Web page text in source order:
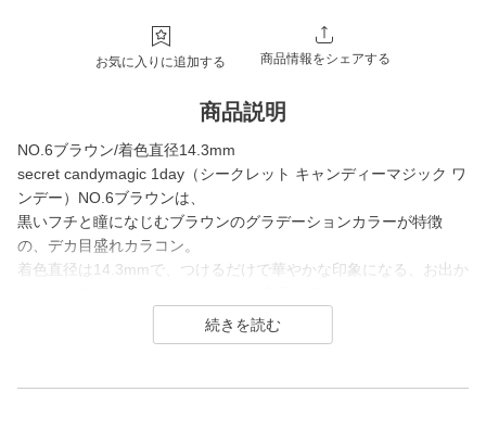
お気に入りに追加する 商品情報をシェアする
商品説明
NO.6ブラウン/着色直径14.3mm
secret candymagic 1day（シークレット キャンディーマジック ワ
ンデー）NO.6ブラウンは、
黒いフチと瞳になじむブラウンのグラデーションカラーが特徴
の、デカ目盛れカラコン。
着色直径は14.3mmで、つけるだけで華やかな印象になる、お出か
secret candymagic 1day（シークレット キャンディーマジック ワ
いる、盛れるカラコンといえばコレ！なロングセラーカラコンブ